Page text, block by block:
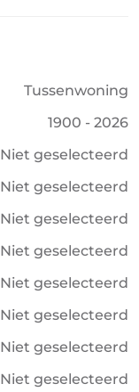
Tussenwoning
1900 - 2026
Niet geselecteerd
Niet geselecteerd
Niet geselecteerd
Niet geselecteerd
Niet geselecteerd
Niet geselecteerd
Niet geselecteerd
Niet geselecteerd